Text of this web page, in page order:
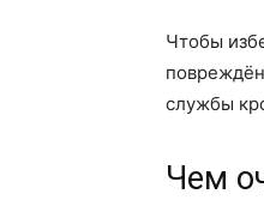
Чтобы
службы
Чем